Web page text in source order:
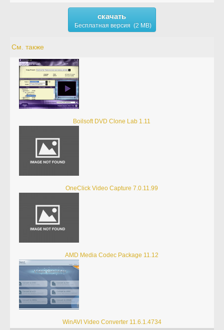
скачать
Бесплатная версия (2 MB)
См. также
Boilsoft DVD Clone Lab 1.11
OneClick Video Capture 7.0.11.99
AMD Media Codec Package 11.12
WinAVI Video Converter 11.6.1.4734